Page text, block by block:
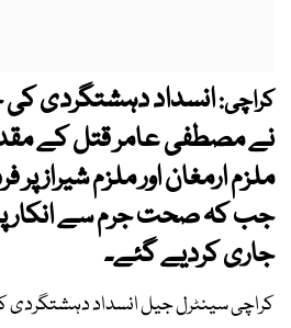
کراچی:انسداد دہشتگردی
نے مصطفی عامر قتل کے
ملزم ارمغان اور ملزم شیراز
جب کہ صحت جرم سے انکار
جاری کردیے گئے۔
کراچی سینٹرل جیل انسداد